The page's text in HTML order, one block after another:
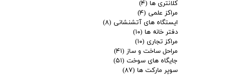
کلانتری ها (۴)
مراکز علمی (۴)
ایستگاه های آتشنشانی (۸)
دفتر خانه ها (۱۰)
مراکز تجاری (۱۰)
مراحل ساخت و ساز (۴۱)
جایگاه های سوخت (۵۱)
سوپر مارکت ها (۸۷)